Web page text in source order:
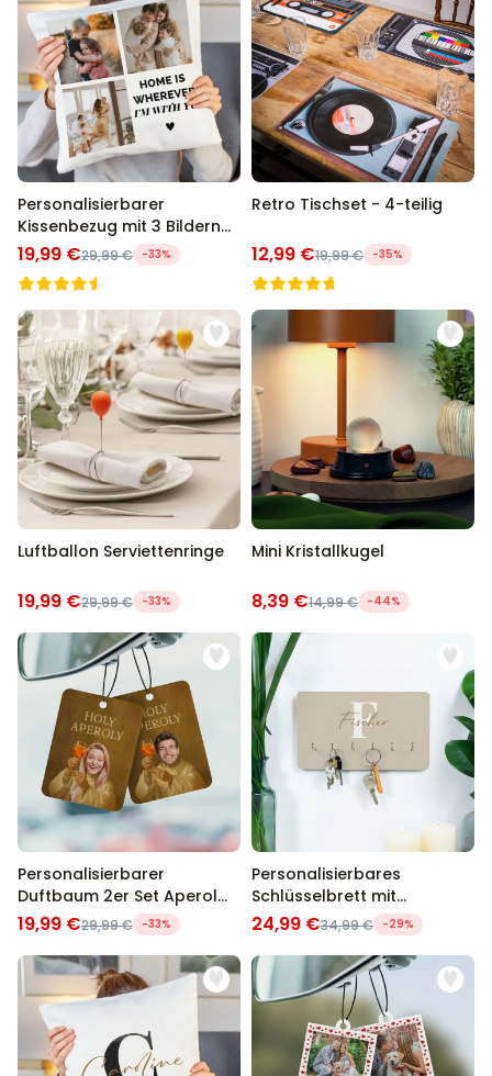
Personalisierbarer
Kissenbezug mit 3 Bildern
und Text
19,99 €29,99 € -33%
Retro Tischset - 4-teilig
12,99 €19,99 € -35%
Luftballon Serviettenringe
19,99 €29,99 € -33%
Mini Kristallkugel
8,39 €14,99 € -44%
Personalisierbarer
Duftbaum 2er Set Aperol
mit Gesicht
19,99 €29,99 € -33%
Personalisierbares
Schlüsselbrett mit
Monogramm
24,99 €34,99 € -29%